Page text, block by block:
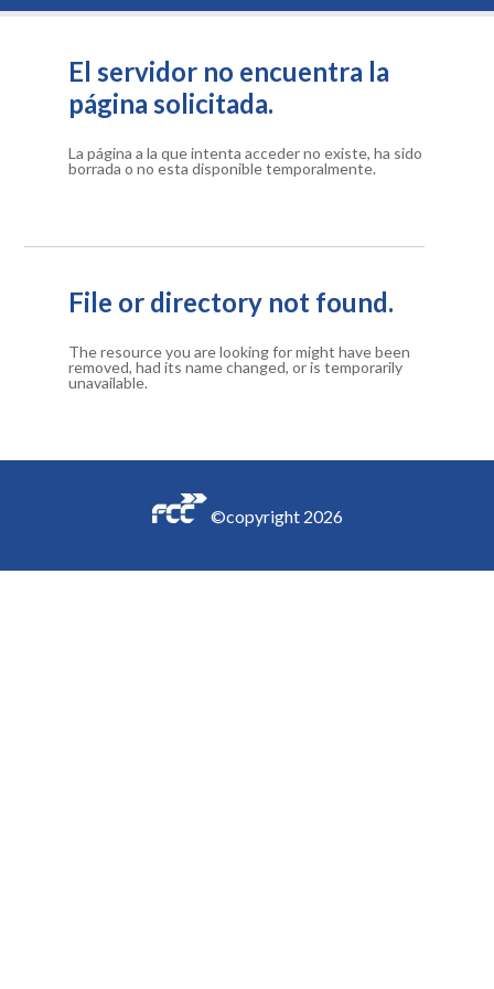
El servidor no encuentra la
página solicitada.
La página a la que intenta acceder no existe, ha sido
borrada o no esta disponible temporalmente.
File or directory not found.
The resource you are looking for might have been
removed, had its name changed, or is temporarily
unavailable.
©copyright 2026